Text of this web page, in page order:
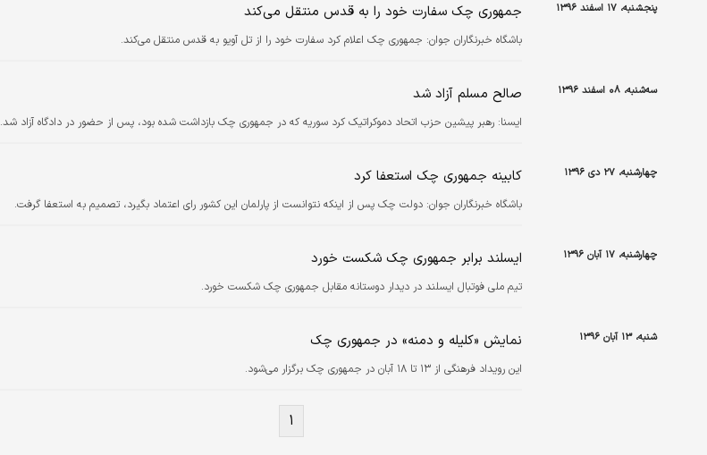
پنجشنبه، ۱۷ اسفند ۱۳۹۶ جمهوری چک سفارت خود را به قدس منتقل می‌کند
باشگاه خبرنگاران جوان: جمهوری چک اعلام کرد سفارت خود را از تل آویو به قدس منتقل می‌کند.
سه‌شنبه، ۰۸ اسفند ۱۳۹۶ صالح مسلم آزاد شد
ايسنا: رهبر پیشین حزب اتحاد دموکراتیک کرد سوریه که در جمهوری چک بازداشت شده بود، پس از حضور در دادگاه آزاد شد.
چهارشنبه، ۲۷ دی ۱۳۹۶ کابینه جمهوری چک استعفا کرد
باشگاه خبرنگاران جوان: دولت چک پس از اینکه نتوانست از پارلمان این کشور رای اعتماد بگیرد، تصمیم به استعفا گرفت.
چهارشنبه، ۱۷ آبان ۱۳۹۶ ایسلند برابر جمهوری چک شکست خورد
تیم ملی فوتبال ایسلند در دیدار دوستانه مقابل جمهوری چک شکست خورد.
شنبه، ۱۳ آبان ۱۳۹۶ نمایش «کلیله و دمنه» در جمهوری چک
این رویداد فرهنگی از ۱۳ تا ۱۸ آبان در جمهوری چک برگزار می‌شود.
۱